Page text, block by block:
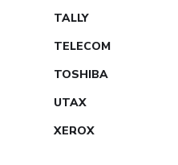
TALLY
TELECOM
TOSHIBA
UTAX
XEROX